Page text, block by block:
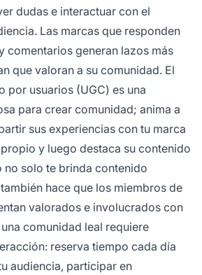
dudas e interactuar con el
Las marcas que responden
comentarios generan lazos más
que valoran a su comunidad. El
por usuarios (UGC) es una
para crear comunidad; anima a
sus experiencias con tu marca
y luego destaca su contenido
no solo te brinda contenido
hace que los miembros de
valorados e involucrados con
comunidad leal requiere
reserva tiempo cada día
audiencia, participar en